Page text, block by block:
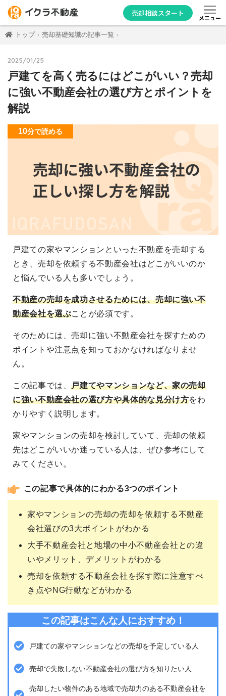
売却相談スタート
メニュー
トップ 売却基礎知識の記事一覧
2025/01/25
戸建てを高く売るにはどこがいい？売却
に強い不動産会社の選び方とポイントを
解説
10分で読める
戸建ての家やマンションといった不動産を売却する
とき、売却を依頼する不動産会社はどこがいいのか
と悩んでいる人も多いでしょう。
不動産の売却を成功させるためには、売却に強い不
動産会社を選ぶことが必須です。
そのためには、売却に強い不動産会社を探すための
ポイントや注意点を知っておかなければなりませ
ん。
この記事では、戸建てやマンションなど、家の売却
に強い不動産会社の選び方や具体的な見分け方をわ
かりやすく説明します。
家やマンションの売却を検討していて、売却の依頼
先はどこがいいか迷っている人は、ぜひ参考にして
みてください。
この記事で具体的にわかる3つのポイント
家やマンションの売却の売却を依頼する不動産
会社選びの3大ポイントがわかる
大手不動産会社と地場の中小不動産会社との違
いやメリット、デメリットがわかる
売却を依頼する不動産会社を探す際に注意すべ
き点やNG行動などがわかる
この記事はこんな人におすすめ！
戸建ての家やマンションなどの売却を予定している人
売却で失敗しない不動産会社の選び方を知りたい人
売却したい物件のある地域で売却力のある不動産会社を